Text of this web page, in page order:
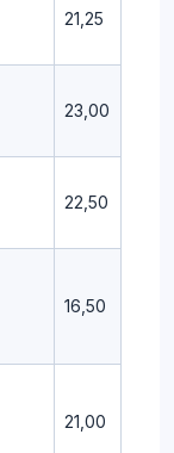
21,25
23,00
22,50
16,50
21,00